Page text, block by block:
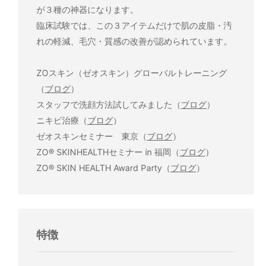
が３種の神器になります。
臨床試験では、この３アイテムだけで肌の皮脂・汚
れの軽減、毛穴・質感の改善が認められています。
ZOスキン（ゼオスキン）グローバルトレーニング
（ブログ）
スタッフで洗顔方法試してみました（ブログ）
ニキビ治療（ブログ）
ゼオスキンセミナー 東京（ブログ）
ZO® SKINHEALTHセミナー in 福岡（ブログ）
ZO® SKIN HEALTH Award Party（ブログ）
特徴